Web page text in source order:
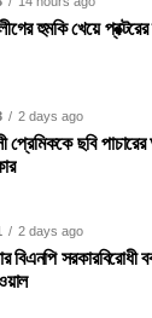
হুমকি খেয়ে
2 days ago
প্রেমিককে ছবি
2 days ago
বিএনপি